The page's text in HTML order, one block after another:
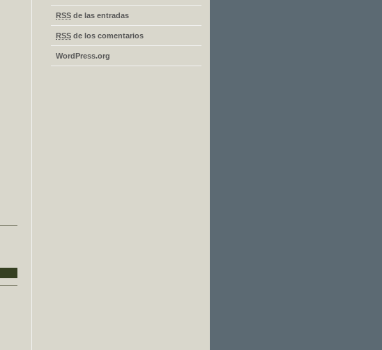
RSS de las entradas
RSS de los comentarios
WordPress.org